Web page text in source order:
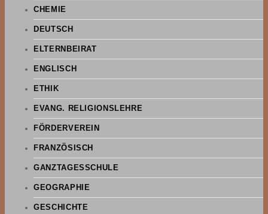
CHEMIE
DEUTSCH
ELTERNBEIRAT
ENGLISCH
ETHIK
EVANG. RELIGIONSLEHRE
FÖRDERVEREIN
FRANZÖSISCH
GANZTAGESSCHULE
GEOGRAPHIE
GESCHICHTE